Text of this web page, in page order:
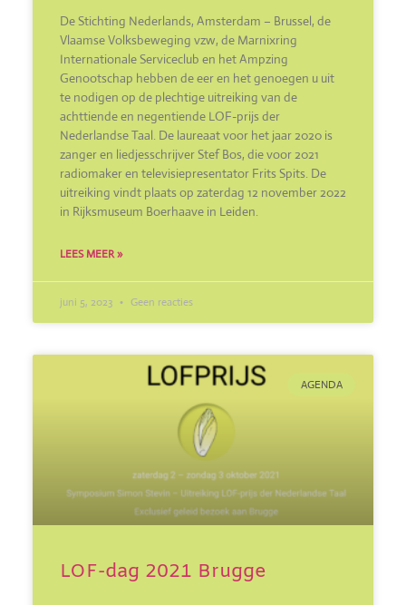
De Stichting Nederlands, Amsterdam – Brussel, de
Vlaamse Volksbeweging vzw, de Marnixring
Internationale Serviceclub en het Ampzing
Genootschap hebben de eer en het genoegen u uit
te nodigen op de plechtige uitreiking van de
achttiende en negentiende LOF-prijs der
Nederlandse Taal. De laureaat voor het jaar 2020 is
zanger en liedjesschrijver Stef Bos, die voor 2021
radiomaker en televisiepresentator Frits Spits. De
uitreiking vindt plaats op zaterdag 12 november 2022
in Rijksmuseum Boerhaave in Leiden.
LEES MEER »
juni 5, 2023 Geen reacties
AGENDA
LOF-dag 2021 Brugge